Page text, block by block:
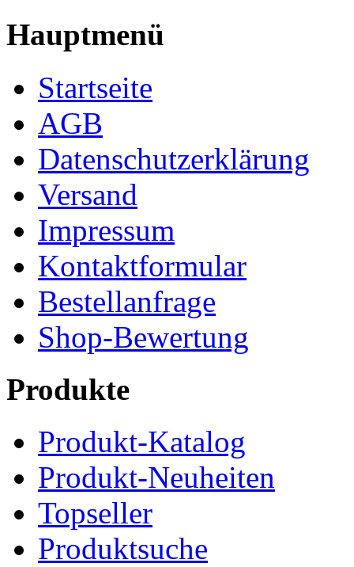
Hauptmenü
Startseite
AGB
Datenschutzerklärung
Versand
Impressum
Kontaktformular
Bestellanfrage
Shop-Bewertung
Produkte
Produkt-Katalog
Produkt-Neuheiten
Topseller
Produktsuche